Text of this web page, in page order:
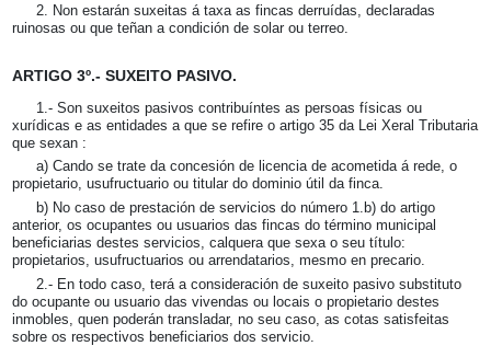
2. Non estarán suxeitas á taxa as fincas derruídas, declaradas
ruinosas ou que teñan a condición de solar ou terreo.
ARTIGO 3º.- SUXEITO PASIVO.
1.- Son suxeitos pasivos contribuíntes as persoas físicas ou
xurídicas e as entidades a que se refire o artigo 35 da Lei Xeral Tributaria
que sexan :
a) Cando se trate da concesión de licencia de acometida á rede, o
propietario, usufructuario ou titular do dominio útil da finca.
b) No caso de prestación de servicios do número 1.b) do artigo
anterior, os ocupantes ou usuarios das fincas do término municipal
beneficiarias destes servicios, calquera que sexa o seu título:
propietarios, usufructuarios ou arrendatarios, mesmo en precario.
2.- En todo caso, terá a consideración de suxeito pasivo substituto
do ocupante ou usuario das vivendas ou locais o propietario destes
inmobles, quen poderán transladar, no seu caso, as cotas satisfeitas
sobre os respectivos beneficiarios dos servicio.